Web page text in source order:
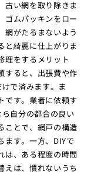
古い網を取り除きま
ゴムパッキンをロー
網がたるまないよう
と綺麗に仕上がりま
理をするメリット
すると、出張費や作
で済みます。ま
です。業者に依頼す
自分の都合の良い
ことで、網戸の構造
ます。一方、DIYで
は、ある程度の時間
えは、慣れないうち